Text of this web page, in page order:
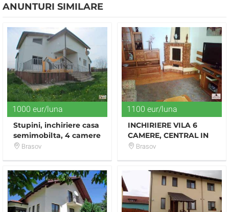
ANUNTURI SIMILARE
1000 eur/luna
Stupini, inchiriere casa
semimobilta, 4 camere
si dependinte .
Brasov
1100 eur/luna
INCHIRIERE VILA 6
CAMERE, CENTRAL IN
BRASOV
Brasov